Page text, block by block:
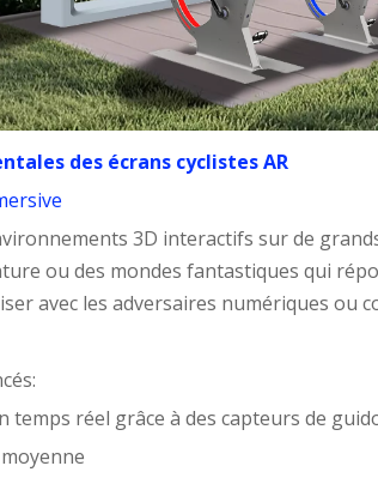
des écrans cyclistes AR
3D interactifs sur de
ou des mondes fantastiques qui
avec les adversaires numériques ou
temps réel grâce à des capteurs de